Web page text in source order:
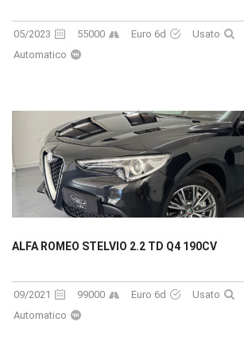
05/2023 55000 Euro 6d Usato
Automatico
ALFA ROMEO STELVIO 2.2 TD Q4 190CV
09/2021 99000 Euro 6d Usato
Automatico